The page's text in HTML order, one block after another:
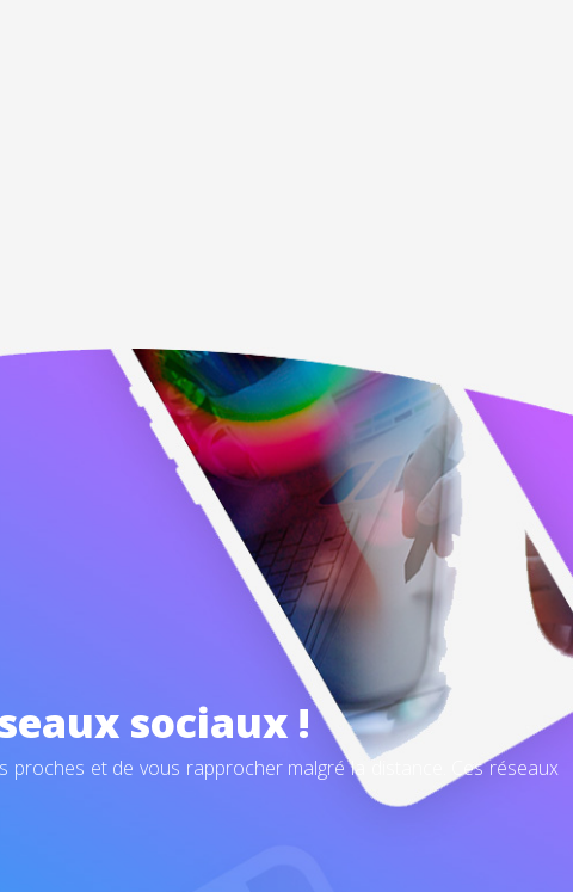
sociaux !
et de vous rapprocher malgré la distance. Ces réseaux